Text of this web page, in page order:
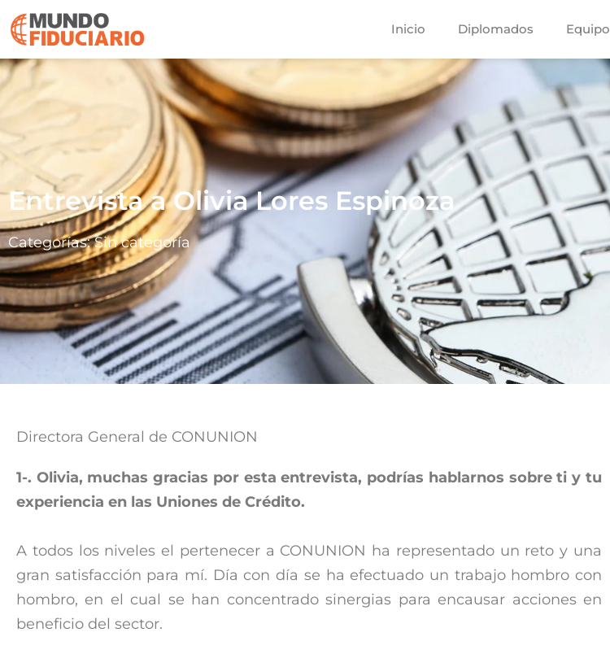
Inicio Diplomados Equipo
Entrevista a Olivia Lores Espinoza
Categorías:Sin categoría
Directora General de CONUNION
1-. Olivia, muchas gracias por esta entrevista, podrías hablarnos sobre ti y tu
experiencia en las Uniones de Crédito.
A todos los niveles el pertenecer a CONUNION ha representado un reto y una
gran satisfacción para mí. Día con día se ha efectuado un trabajo hombro con
hombro, en el cual se han concentrado sinergias para encausar acciones en
beneficio del sector.